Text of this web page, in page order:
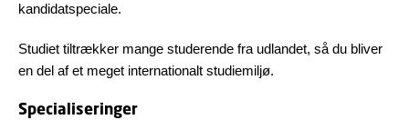
kandidatspeciale.
Studiet tiltrækker mange studerende fra udlandet, så du bliver
en del af et meget internationalt studiemiljø.
Specialiseringer